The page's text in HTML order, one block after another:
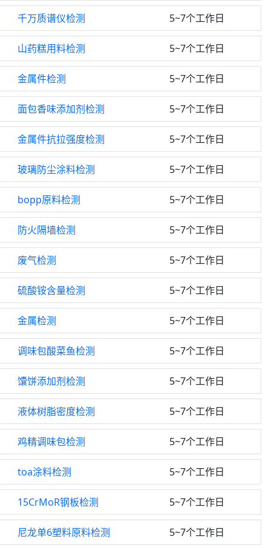
千万质谱仪检测 5~7个工作日
山药糕用料检测 5~7个工作日
金属件检测 5~7个工作日
面包香味添加剂检测 5~7个工作日
金属件抗拉强度检测 5~7个工作日
玻璃防尘涂料检测 5~7个工作日
bopp原料检测 5~7个工作日
防火隔墙检测 5~7个工作日
废气检测 5~7个工作日
硫酸铵含量检测 5~7个工作日
金属检测 5~7个工作日
调味包酸菜鱼检测 5~7个工作日
馕饼添加剂检测 5~7个工作日
液体树脂密度检测 5~7个工作日
鸡精调味包检测 5~7个工作日
toa涂料检测 5~7个工作日
15CrMoR钢板检测 5~7个工作日
尼龙单6塑料原料检测 5~7个工作日